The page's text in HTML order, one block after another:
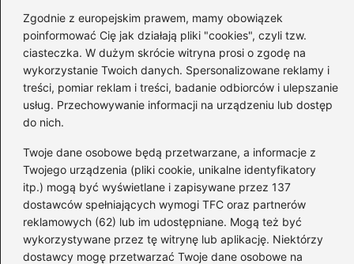
Zgodnie z europejskim prawem, mamy obowiązek
poinformować Cię jak działają pliki "cookies", czyli tzw.
ciasteczka. W dużym skrócie witryna prosi o zgodę na
wykorzystanie Twoich danych. Spersonalizowane reklamy i
treści, pomiar reklam i treści, badanie odbiorców i ulepszanie
usług. Przechowywanie informacji na urządzeniu lub dostęp
do nich.
Twoje dane osobowe będą przetwarzane, a informacje z
Twojego urządzenia (pliki cookie, unikalne identyfikatory
itp.) mogą być wyświetlane i zapisywane przez 137
dostawców spełniających wymogi TFC oraz partnerów
reklamowych (62) lub im udostępniane. Mogą też być
wykorzystywane przez tę witrynę lub aplikację. Niektórzy
dostawcy mogę przetwarzać Twoje dane osobowe na
Rewolucja w garderobie: jak wysuwane